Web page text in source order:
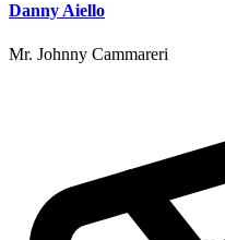
Danny Aiello
Mr. Johnny Cammareri